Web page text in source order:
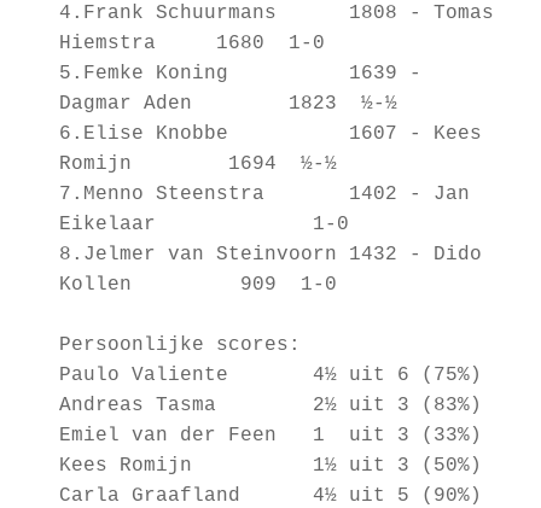
4.Frank Schuurmans 1808 - Tomas
Hiemstra 1680 1-0
5.Femke Koning 1639 -
Dagmar Aden 1823 ½-½
6.Elise Knobbe 1607 - Kees
Romijn 1694 ½-½
7.Menno Steenstra 1402 - Jan
Eikelaar 1-0
8.Jelmer van Steinvoorn 1432 - Dido
Kollen 909 1-0
Persoonlijke scores:
Paulo Valiente 4½ uit 6 (75%)
Andreas Tasma 2½ uit 3 (83%)
Emiel van der Feen 1 uit 3 (33%)
Kees Romijn 1½ uit 3 (50%)
Carla Graafland 4½ uit 5 (90%)